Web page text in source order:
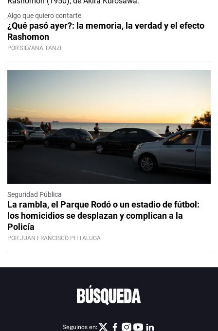
Algo que quiero contarte
¿Qué pasó ayer?: la memoria, la verdad y el efecto
Rashomon
POR SILVANA TANZI
Seguridad Pública
La rambla, el Parque Rodó o un estadio de fútbol:
los homicidios se desplazan y complican a la
Policía
POR JUAN FRANCISCO PITTALUGA
Seguinos en: